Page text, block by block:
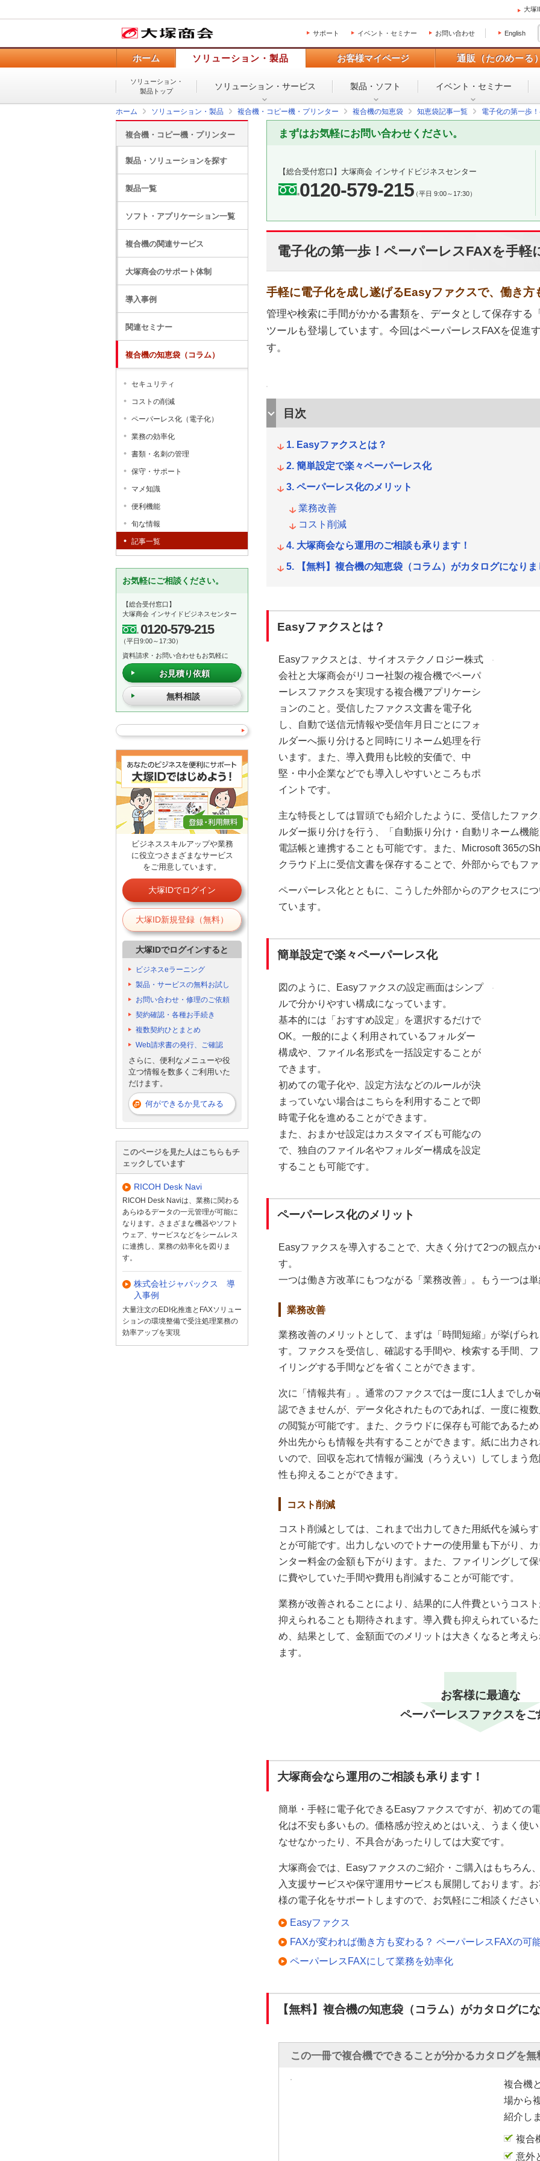
大塚
サポート イベント・セミナー お問い合わせ English
ホーム ソリューション・製品 お客様マイページ 通販（たのめーる）
ソリューション・
製品トップ
ソリューション・ サービス 製品・ソフト イベント・ セミナー
ホーム ソリューション・製品 複合機・コピー機・プリンター 複合機の知恵袋 知恵袋記事一覧 電子化の第一歩
まずはお気軽にお問い合わせください。
【総合受付窓口】 大塚商会 インサイドビジネスセンター
0120-579-215（平日 9:00～17:30）
電子化の第一歩！ペーパーレスFAXを手軽
手軽に電子化を成し遂げるEasyファクスで、働き方
管理や検索に手間がかかる書類を、データとして保存する
ツールも登場しています。今回はペーパーレスFAXを促進
す。
目次
Easyファクスとは？
簡単設定で楽々ペーパーレス化
ペーパーレス化のメリット
業務改善
コスト削減
大塚商会なら運用のご相談も承ります！
【無料】複合機の知恵袋（コラム）がカタログになりま
Easyファクスとは？
Easyファクスとは、サイオステクノロジー株式
会社と大塚商会がリコー社製の複合機でペーパ
ーレスファクスを実現する複合機アプリケーシ
ョンのこと。受信したファクス文書を電子化
し、自動で送信元情報や受信年月日ごとにフォ
ルダーへ振り分けると同時にリネーム処理を行
います。また、導入費用も比較的安価で、中
堅・中小企業などでも導入しやすいところもポ
イントです。
主な特長としては冒頭でも紹介したように、受信したファ
ルダー振り分けを行う、「自動振り分け・自動リネーム機
電話帳と連携することも可能です。また、Microsoft 365の
クラウド上に受信文書を保存することで、外部からでもフ
ペーパーレス化とともに、こうした外部からのアクセスに
ています。
簡単設定で楽々ペーパーレス化
図のように、Easyファクスの設定画面はシンプ
ルで分かりやすい構成になっています。
基本的には「おすすめ設定」を選択するだけで
OK。一般的によく利用されているフォルダー
構成や、ファイル名形式を一括設定することが
できます。
初めての電子化や、設定方法などのルールが決
まっていない場合はこちらを利用することで即
時電子化を進めることができます。
また、おまかせ設定はカスタマイズも可能なの
で、独自のファイル名やフォルダー構成を設定
することも可能です。
ペーパーレス化のメリット
Easyファクスを導入することで、大きく分けて2つの観点
す。
一つは働き方改革にもつながる「業務改善」。もう一つは単
業務改善
業務改善のメリットとして、まずは「時間短縮」が挙げられ
す。ファクスを受信し、確認する手間や、検索する手間、フ
イリングする手間などを省くことができます。
次に「情報共有」。通常のファクスでは一度に1人までしか
認できませんが、データ化されたものであれば、一度に複数
の閲覧が可能です。また、クラウドに保存も可能であるため
外出先からも情報を共有することができます。紙に出力され
いので、回収を忘れて情報が漏洩（ろうえい）してしまう危
性も抑えることができます。
コスト削減
コスト削減としては、これまで出力してきた用紙代を減らす
とが可能です。出力しないのでトナーの使用量も下がり、カ
ンター料金の金額も下がります。また、ファイリングして保
に費やしていた手間や費用も削減することが可能です。
業務が改善されることにより、結果的に人件費というコス
抑えられることも期待されます。導入費も抑えられているた
め、結果として、金額面でのメリットは大きくなると考え
ます。
お客様に最適な
ペーパーレスファクスを
大塚商会なら運用のご相談も承ります！
簡単・手軽に電子化できるEasyファクスですが、初めての
化は不安も多いもの。価格感が控えめとはいえ、うまく使い
なせなかったり、不具合があったりしては大変です。
大塚商会では、Easyファクスのご紹介・ご購入はもちろん
入支援サービスや保守運用サービスも展開しております。お
様の電子化をサポートしますので、お気軽にご相談ください
Easyファクス
FAXが変われば働き方も変わる？ ペーパーレスFAXの可
ペーパーレスFAXにして業務を効率化
【無料】複合機の知恵袋（コラム）がカタログに
この一冊で複合機でできることが分かるカタログを無
複合機
場から
紹介し
複合
意外
複合機・コピー機・プリンター
製品・ソリューションを探す
製品一覧
ソフト・アプリケーション一覧
複合機の関連サービス
大塚商会のサポート体制
導入事例
関連セミナー
複合機の知恵袋（コラム）
セキュリティ
コストの削減
ペーパーレス化（電子化）
業務の効率化
書類・名刺の管理
保守・サポート
マメ知識
便利機能
旬な情報
記事一覧
お気軽にご相談ください。
【総合受付窓口】
大塚商会 インサイドビジネスセンター
0120-579-215
（平日9:00～17:30）
資料請求・お問い合わせもお気軽に
お見積り依頼
無料相談
ビジネススキルアップや業務
に役立つさまざまなサービス
をご用意しています。
大塚IDでログイン
大塚ID新規登録（無料）
大塚IDでログインすると
ビジネスeラーニング
製品・サービスの無料お試し
お問い合わせ・修理のご依頼
契約確認・各種お手続き
複数契約ひとまとめ
Web請求書の発行、ご確認
さらに、便利なメニューや役
立つ情報を数多くご利用いた
だけます。
何ができるか見てみる
このページを見た人はこちらもチ
ェックしています
RICOH Desk Navi
RICOH Desk Naviは、業務に関わる
あらゆるデータの一元管理が可能に
なります。さまざまな機器やソフト
ウェア、サービスなどをシームレス
に連携し、業務の効率化を図りま
す。
株式会社ジャパックス 導
入事例
大量注文のEDI化推進とFAXソリュー
ションの環境整備で受注処理業務の
効率アップを実現